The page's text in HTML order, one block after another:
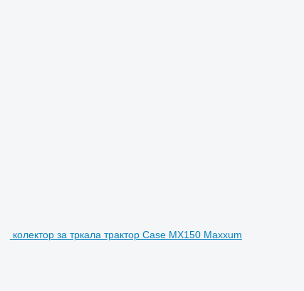
колектор за тркала трактор Case MX150 Maxxum